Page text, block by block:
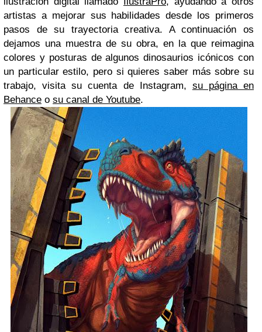
artistas a mejorar sus habilidades desde los primeros
pasos de su trayectoria creativa. A continuación os
dejamos una muestra de su obra, en la que reimagina
colores y posturas de algunos dinosaurios icónicos con
un particular estilo, pero si quieres saber más sobre su
trabajo, visita su cuenta de Instagram, su página en
Behance o su canal de Youtube.